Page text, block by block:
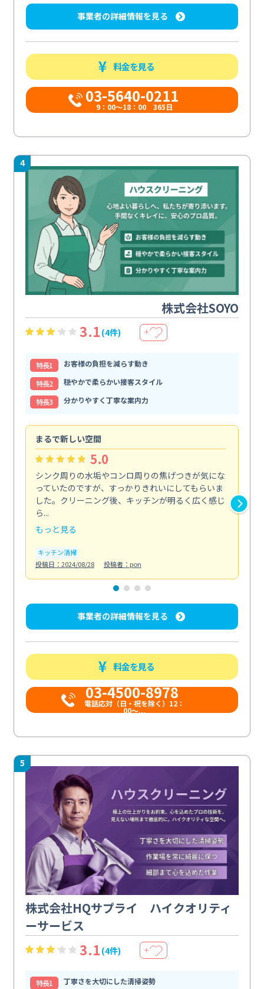
事業者の詳細情報を見る
料金を見る
03-5640-0211
9：00～18：00 365日
4
株式会社SOYO
3.1 (4件) ＋
特⻑1
お客様の負担を減らす動き
特⻑2
穏やかで柔らかい接客スタイル
特⻑3
分かりやすく丁寧な案内力
まるで新しい空間
5.0
シンク周りの水垢やコンロ周りの焦げつきが気にな
っていたのですが、すっかりきれいにしてもらいま
した。クリーニング後、キッチンが明るく広く感じ
ら...
もっと見る
キッチン清掃
投稿日：2024/08/28
投稿者：pon
事業者の詳細情報を見る
料金を見る
03-4500-8978
電話応対（日・祝を除く）12：
00～...
5
株式会社HQサプライ ハイクオリティ
ーサービス
3.1 (4件) ＋
特⻑1
丁寧さを大切にした清掃姿勢